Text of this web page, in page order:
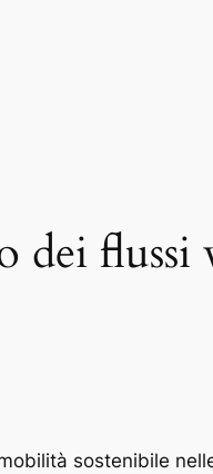
dei flussi
sostenibile